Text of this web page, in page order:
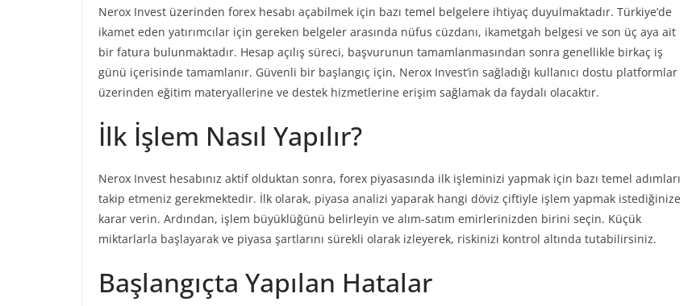
Nerox Invest üzerinden forex hesabı açabilmek için bazı temel belgelere ihtiyaç duyulmaktadır. Türkiye’de
ikamet eden yatırımcılar için gereken belgeler arasında nüfus cüzdanı, ikametgah belgesi ve son üç aya ait
bir fatura bulunmaktadır. Hesap açılış süreci, başvurunun tamamlanmasından sonra genellikle birkaç iş
günü içerisinde tamamlanır. Güvenli bir başlangıç için, Nerox Invest’in sağladığı kullanıcı dostu platformlar
üzerinden eğitim materyallerine ve destek hizmetlerine erişim sağlamak da faydalı olacaktır.
İlk İşlem Nasıl Yapılır?
Nerox Invest hesabınız aktif olduktan sonra, forex piyasasında ilk işleminizi yapmak için bazı temel adımları
takip etmeniz gerekmektedir. İlk olarak, piyasa analizi yaparak hangi döviz çiftiyle işlem yapmak istediğinize
karar verin. Ardından, işlem büyüklüğünü belirleyin ve alım-satım emirlerinizden birini seçin. Küçük
miktarlarla başlayarak ve piyasa şartlarını sürekli olarak izleyerek, riskinizi kontrol altında tutabilirsiniz.
Başlangıçta Yapılan Hatalar